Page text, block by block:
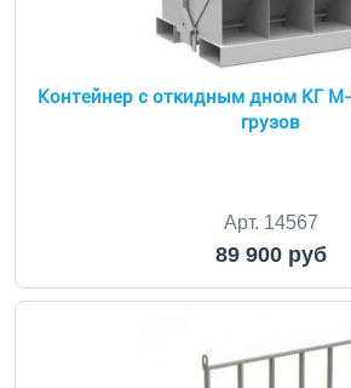
Контейнер с откидным дном КГ
грузов
Арт. 14567
89 900 руб